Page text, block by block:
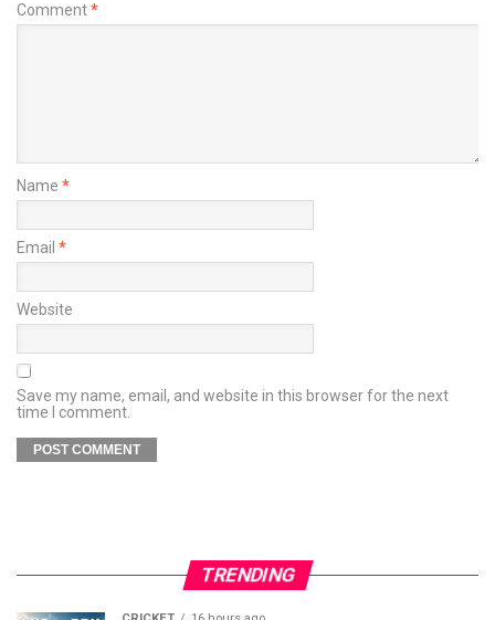
Comment*
Name *
Email *
Website
Save my name, email, and website in this browser for the next
time I comment.
TRENDING